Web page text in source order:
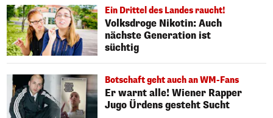
Ein Drittel des Landes raucht!
Volksdroge Nikotin: Auch
nächste Generation ist
süchtig
Botschaft geht auch an WM-Fans
Er warnt alle! Wiener Rapper
Jugo Ürdens gesteht Sucht